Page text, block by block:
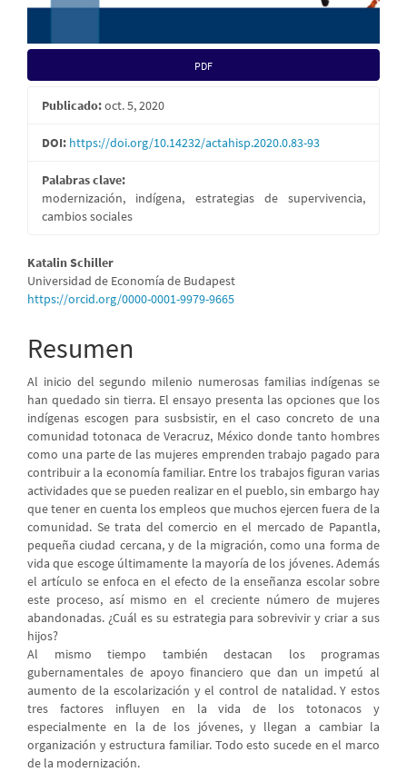
PDF
Publicado:oct. 5, 2020
DOI: https://doi.org/10.14232/actahisp.2020.0.83-93
Palabras clave:
modernización, indígena, estrategias de supervivencia,
cambios sociales
Contenido
principal
artículo
Katalin Schiller
Universidad de Economía de Budapest
https://orcid.org/0000-0001-9979-9665
Resumen
Al inicio del segundo milenio numerosas familias indígenas se
han quedado sin tierra. El ensayo presenta las opciones que los
indígenas escogen para susbsistir, en el caso concreto de una
comunidad totonaca de Veracruz, México donde tanto hombres
como una parte de las mujeres emprenden trabajo pagado para
contribuir a la economía familiar. Entre los trabajos figuran varias
actividades que se pueden realizar en el pueblo, sin embargo hay
que tener en cuenta los empleos que muchos ejercen fuera de la
comunidad. Se trata del comercio en el mercado de Papantla,
pequeña ciudad cercana, y de la migración, como una forma de
vida que escoge últimamente la mayoría de los jóvenes. Además
el artículo se enfoca en el efecto de la enseñanza escolar sobre
este proceso, así mismo en el creciente número de mujeres
abandonadas. ¿Cuál es su estrategia para sobrevivir y criar a sus
hijos?
Al mismo tiempo también destacan los programas
gubernamentales de apoyo financiero que dan un impetú al
aumento de la escolarización y el control de natalidad. Y estos
tres factores influyen en la vida de los totonacos y
especialmente en la de los jóvenes, y llegan a cambiar la
organización y estructura familiar. Todo esto sucede en el marco
de la modernización.